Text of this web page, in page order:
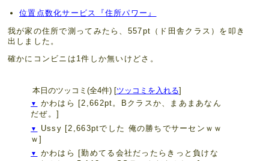
位置点数化サービス『住所パワー』
我が家の住所で測ってみたら、557pt（ド田舎クラス）を叩き
出しました。
確かにコンビニは1件しか無いけどさ。
本日のツッコミ(全4件) [ツッコミを入れる]
▼ かわはら
[2,662pt。Bクラスか、まあまあなん
だぜ。]
▼ Ussy [2,663ptでした 俺の勝ちでサーセンｗｗ
ｗ]
▼ かわはら
[勤めてる会社だったらきっと負けな